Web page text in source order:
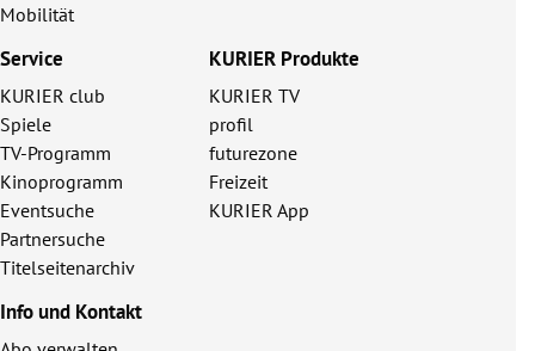
Mobilität
Service
KURIER club
Spiele
TV-Programm
Kinoprogramm
Eventsuche
Partnersuche
Titelseitenarchiv
KURIER Produkte
KURIER TV
profil
futurezone
Freizeit
KURIER App
Info und Kontakt